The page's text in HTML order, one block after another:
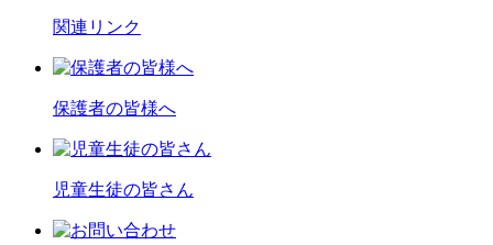
関連リンク
保護者の皆様へ
児童生徒の皆さん